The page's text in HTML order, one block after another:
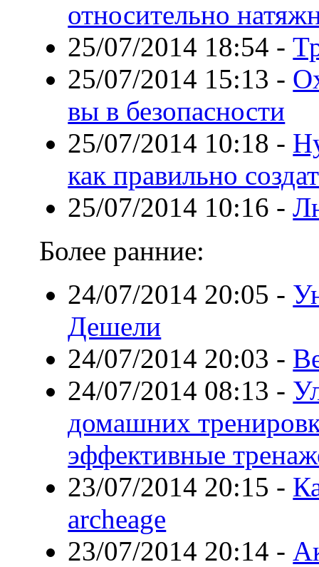
относительно
25/07/2014 18:54 -
25/07/2014 15:13 -
вы в безопасности
25/07/2014 10:18 -
как правильно
25/07/2014 10:16 -
Более ранние:
24/07/2014 20:05 -
Дешели
24/07/2014 20:03 -
24/07/2014 08:13 -
домашних
эффективные
23/07/2014 20:15 -
archeage
23/07/2014 20:14 -